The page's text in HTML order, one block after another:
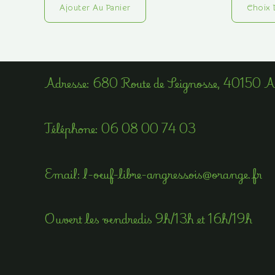
Ajouter Au Panier Choix
Adress​e: 680 Route de Seignosse, 40150
Téléphone​: 06 08 00 74 03
Email​: l-oeuf-libre-angressois@orange.fr
Ouvert les vendredis 9h/13h et 16h/19h